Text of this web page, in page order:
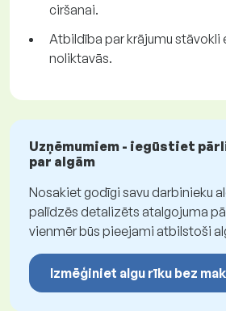
ciršanai.
Atbildība par krājumu stāvokli
noliktavās.
Uzņēmumiem - iegūstiet
par algām
Nosakiet godīgi savu darbinieku
palīdzēs detalizēts atalgojuma
vienmēr būs pieejami atbilstoši
Izmēģiniet algu rīku bez